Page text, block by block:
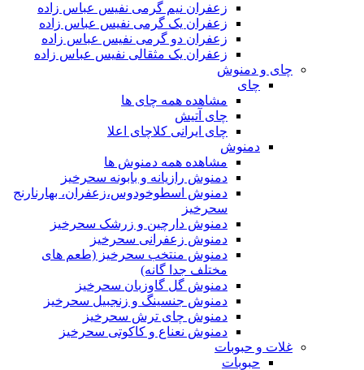
زعفران نیم گرمی نفیس عباس زاده
زعفران یک گرمی نفیس عباس زاده
زعفران دو گرمی نفیس عباس زاده
زعفران یک مثقالی نفیس عباس زاده
چای و دمنوش
چای
مشاهده همه چای ها
چای آتیش
چای ایرانی کلاچای اعلا
دمنوش
مشاهده همه دمنوش ها
دمنوش رازیانه و بابونه سحرخیز
دمنوش اسطوخودوس،زعفران، بهارنارنج
سحرخیز
دمنوش دارچین و زرشک سحرخیز
دمنوش زعفرانی سحرخیز
دمنوش منتخب سحرخیز (طعم های
مختلف جدا گانه)
دمنوش گل گاوزبان سحرخیز
دمنوش جنسینگ و زنجبیل سحرخیز
دمنوش چای ترش سحرخیز
دمنوش نعناع و کاکوتی سحرخیز
غلات و حبوبات
حبوبات